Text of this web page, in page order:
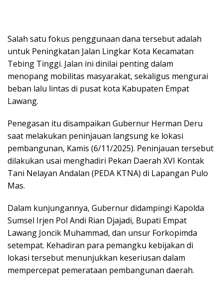
Salah satu fokus penggunaan dana tersebut adalah
untuk Peningkatan Jalan Lingkar Kota Kecamatan
Tebing Tinggi. Jalan ini dinilai penting dalam
menopang mobilitas masyarakat, sekaligus mengurai
beban lalu lintas di pusat kota Kabupaten Empat
Lawang.
Penegasan itu disampaikan Gubernur Herman Deru
saat melakukan peninjauan langsung ke lokasi
pembangunan, Kamis (6/11/2025). Peninjauan tersebut
dilakukan usai menghadiri Pekan Daerah XVI Kontak
Tani Nelayan Andalan (PEDA KTNA) di Lapangan Pulo
Mas.
Dalam kunjungannya, Gubernur didampingi Kapolda
Sumsel Irjen Pol Andi Rian Djajadi, Bupati Empat
Lawang Joncik Muhammad, dan unsur Forkopimda
setempat. Kehadiran para pemangku kebijakan di
lokasi tersebut menunjukkan keseriusan dalam
mempercepat pemerataan pembangunan daerah.